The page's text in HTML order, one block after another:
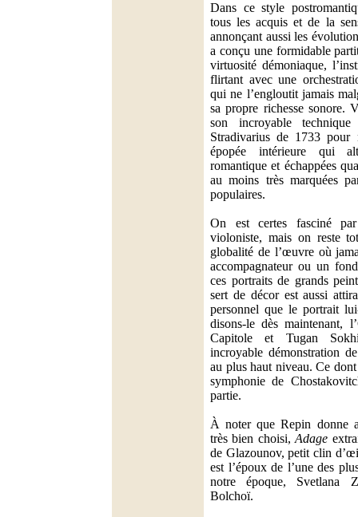
Dans ce style
tous les acquis et de la
annonçant aussi les
a conçu une formidable
virtuosité démoniaque,
flirtant avec une
qui ne l’engloutit jamais
sa propre richesse sonore.
son incroyable
Stradivarius de 1733
épopée intérieure qui
romantique et échappées
au moins très marquées
populaires.
On est certes fasciné
violoniste, mais on reste
globalité de l’œuvre où
accompagnateur ou un
ces portraits de grands
sert de décor est aussi
personnel que le portrait
disons-le dès maintenant,
Capitole et Tugan
incroyable démonstration
au plus haut niveau. Ce
symphonie de
partie.
À noter que Repin donne
très bien choisi,Adage
de Glazounov, petit clin
est l’époux de l’une des
notre époque, Svetlana
Bolchoï.